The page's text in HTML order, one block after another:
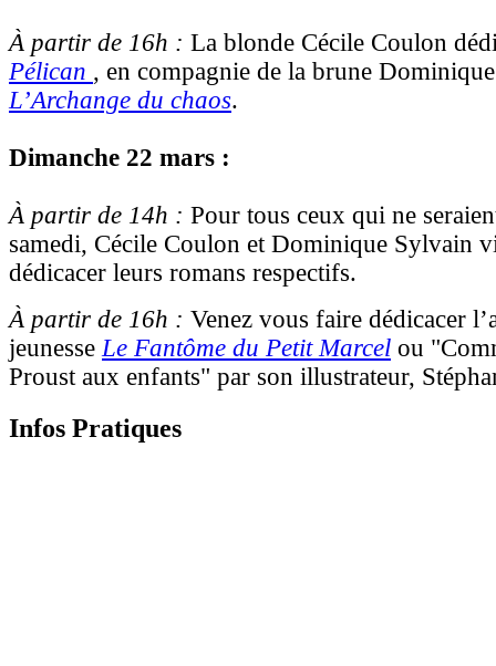
À partir de 16h : La blonde Cécile Coulon
Pélican , en compagnie de la brune
L’Archange du chaos.
Dimanche 22 mars :
À partir de 14h : Pour tous ceux qui ne
samedi, Cécile Coulon et Dominique Sylvain
dédicacer leurs romans respectifs.
À partir de 16h : Venez vous faire dédicacer
jeunesse Le Fantôme du Petit Marcel ou
Proust aux enfants" par son illustrateur,
Infos Pratiques